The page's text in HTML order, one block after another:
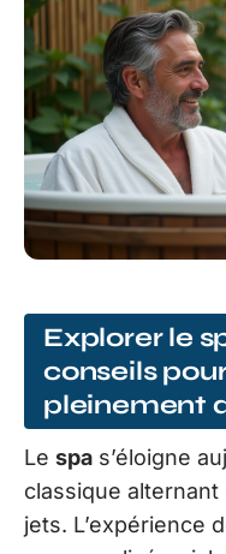
Explorer le
conseils
pleinement
Le spa s’éloigne
classique
jets. L’expérience